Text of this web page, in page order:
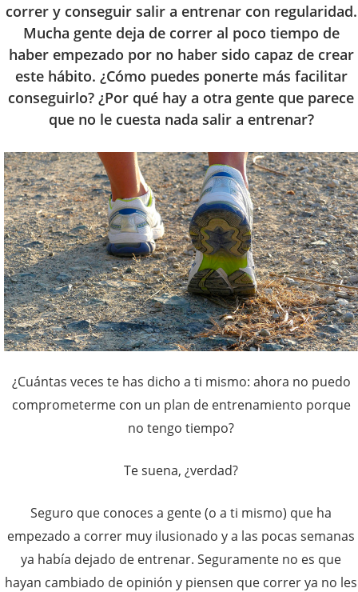
correr y conseguir salir a entrenar con regularidad.
Mucha gente deja de correr al poco tiempo de
haber empezado por no haber sido capaz de crear
este hábito. ¿Cómo puedes ponerte más facilitar
conseguirlo? ¿Por qué hay a otra gente que parece
que no le cuesta nada salir a entrenar?
¿Cuántas veces te has dicho a ti mismo: ahora no puedo
comprometerme con un plan de entrenamiento porque
no tengo tiempo?
Te suena, ¿verdad?
Seguro que conoces a gente (o a ti mismo) que ha
empezado a correr muy ilusionado y a las pocas semanas
ya había dejado de entrenar. Seguramente no es que
hayan cambiado de opinión y piensen que correr ya no les